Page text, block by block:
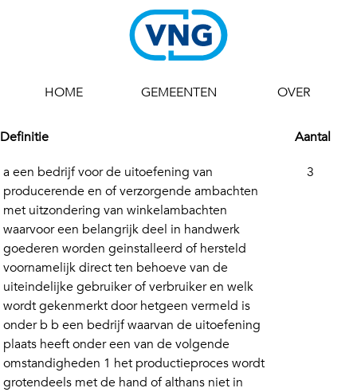
OVER
GEMEENTEN
HOME
Definitie
Aantal
a een bedrijf voor de uitoefening van
producerende en of verzorgende ambachten
met uitzondering van winkelambachten
waarvoor een belangrijk deel in handwerk
goederen worden geinstalleerd of hersteld
voornamelijk direct ten behoeve van de
uiteindelijke gebruiker of verbruiker en welk
wordt gekenmerkt door hetgeen vermeld is
onder b b een bedrijf waarvan de uitoefening
plaats heeft onder een van de volgende
omstandigheden 1 het productieproces wordt
grotendeels met de hand of althans niet in
3